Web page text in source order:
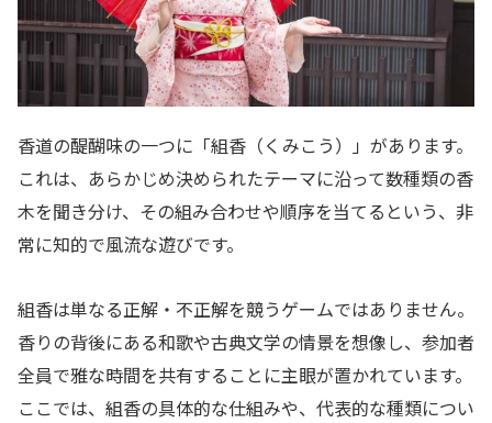
香道の醍醐味の一つに「組香（くみこう）」があります。
これは、あらかじめ決められたテーマに沿って数種類の香
木を聞き分け、その組み合わせや順序を当てるという、非
常に知的で風流な遊びです。
組香は単なる正解・不正解を競うゲームではありません。
香りの背後にある和歌や古典文学の情景を想像し、参加者
全員で雅な時間を共有することに主眼が置かれています。
ここでは、組香の具体的な仕組みや、代表的な種類につい